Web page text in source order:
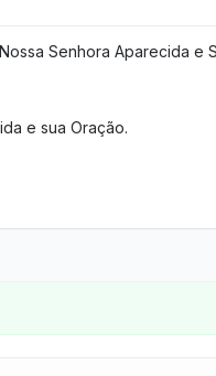
Senhora Aparecida e
e sua Oração.